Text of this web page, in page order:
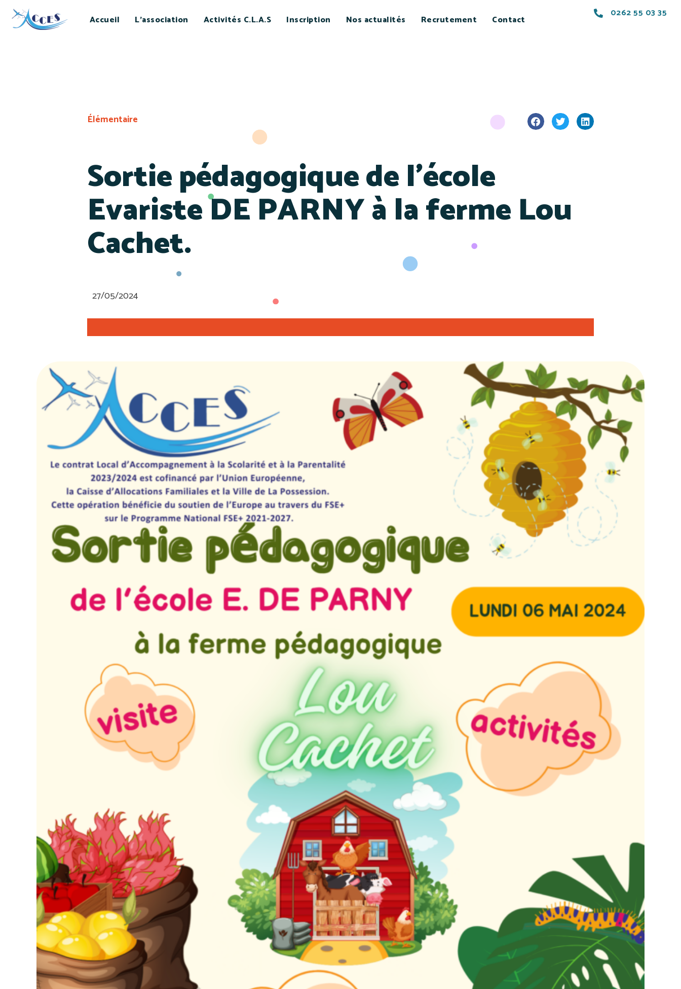
Accueil L’association Activités C.L.A.S Inscription Nos actualités Recrutement Contact
0262 55 03 35
Élémentaire
Sortie pédagogique de l’école
Evariste DE PARNY à la ferme Lou
Cachet.
27/05/2024